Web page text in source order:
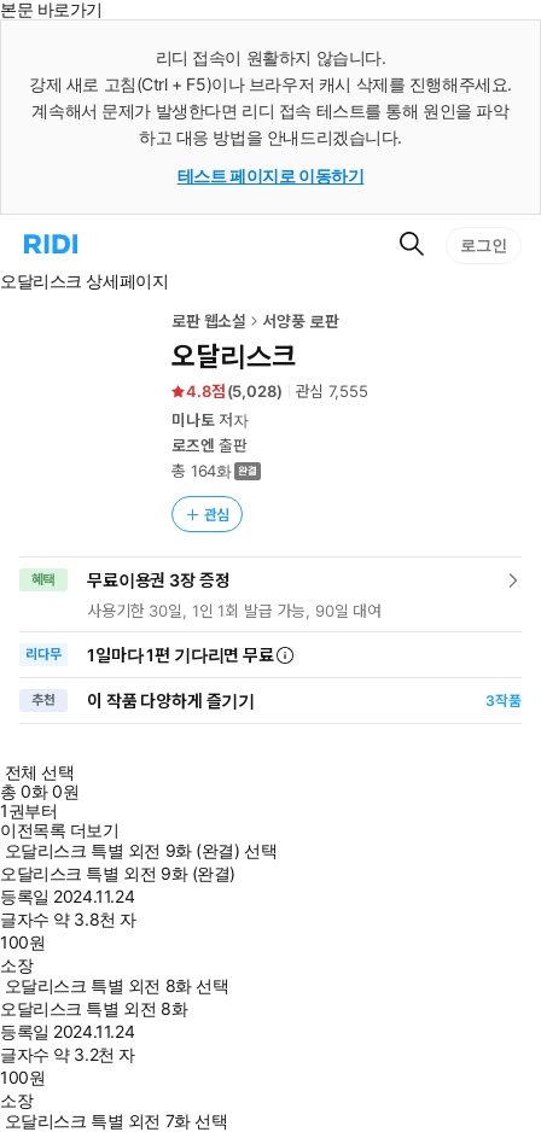
본문 바로가기
리디 접속이 원활하지 않습니다.
강제 새로 고침(Ctrl + F5)이나 브라우저 캐시 삭제를 진행해주세요.
계속해서 문제가 발생한다면 리디 접속 테스트를 통해 원인을 파악
하고 대응 방법을 안내드리겠습니다.
테스트 페이지로 이동하기
리
홈
검
로그인
오달리스크 상세페이지
로판 웹소설 서양풍 로판
오달리스크
4.8 (5,028) 관심7,555
미나토저자
로즈엔 출판
총 164화
관심
혜택 무료이용권 3장 증정
사용기한 30일, 1인 1회 발급 가능, 90일 대여
리다무 1일마다1편 기다리면 무료
추천 이 작품 다양하게 즐기기 3작품
전체 선택
총0화0원
1권부터
이전목록 더보기
오달리스크 특별 외전 9화 (완결) 선택
오달리스크 특별 외전 9화 (완결)
등록일 2024.11.24
글자수 약 3.8천 자
100원
소장
오달리스크 특별 외전 8화 선택
오달리스크 특별 외전 8화
등록일 2024.11.24
글자수 약 3.2천 자
100원
소장
오달리스크 특별 외전 7화 선택